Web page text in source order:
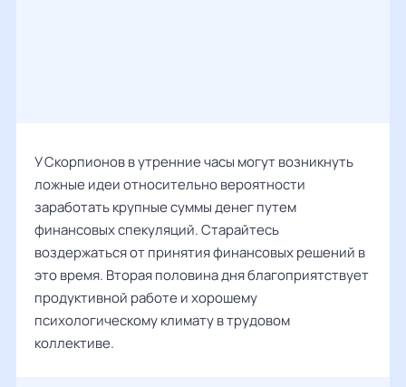
У Скорпионов в утренние часы могут возникнуть
ложные идеи относительно вероятности
заработать крупные суммы денег путем
финансовых спекуляций. Старайтесь
воздержаться от принятия финансовых решений в
это время. Вторая половина дня благоприятствует
продуктивной работе и хорошему
психологическому климату в трудовом
коллективе.